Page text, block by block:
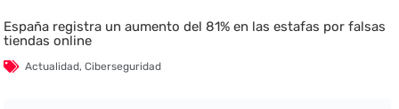
España registra un aumento del 81% en las estafas por falsas
tiendas online
Actualidad,Ciberseguridad